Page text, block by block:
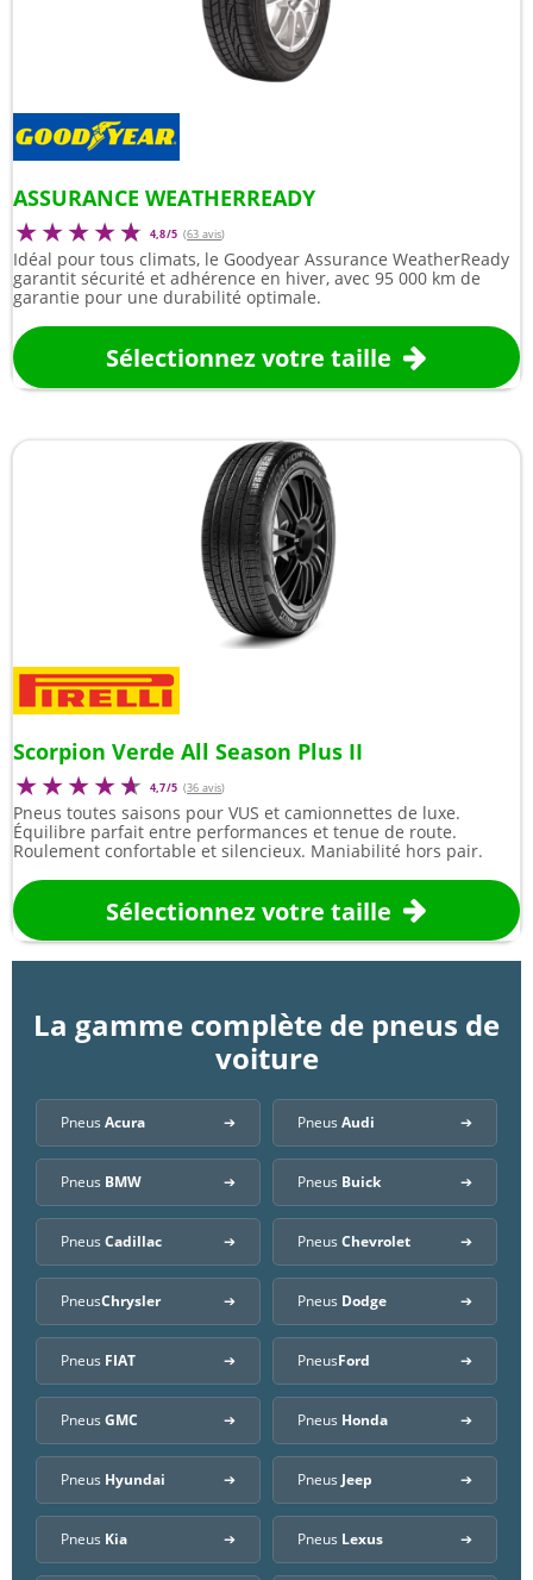
ASSURANCE WEATHERREADY
4,8/5 (63 avis)
Idéal pour tous climats, le Goodyear Assurance WeatherReady
garantit sécurité et adhérence en hiver, avec 95 000 km de
garantie pour une durabilité optimale.
Sélectionnez votre taille
Scorpion Verde All Season Plus II
4,7/5 (36 avis)
Pneus toutes saisons pour VUS et camionnettes de luxe.
Équilibre parfait entre performances et tenue de route.
Roulement confortable et silencieux. Maniabilité hors pair.
Sélectionnez votre taille
La gamme complète de pneus de
voiture
Pneus Acura Pneus Audi
Pneus BMW Pneus Buick
Pneus Cadillac Pneus Chevrolet
PneusChrysler Pneus Dodge
Pneus FIAT PneusFord
Pneus GMC Pneus Honda
Pneus Hyundai Pneus Jeep
Pneus Kia Pneus Lexus